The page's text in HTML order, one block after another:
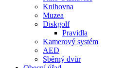
Knihovna
Muzea
Diskgolf
Pravidla
Kamerový systém
AED
Sběrný dvůr